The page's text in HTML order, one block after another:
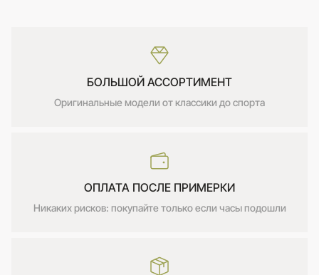
БОЛЬШОЙ АССОРТИМЕНТ
Оригинальные модели от классики до спорта
ОПЛАТА ПОСЛЕ ПРИМЕРКИ
Никаких рисков: покупайте только если часы подошли